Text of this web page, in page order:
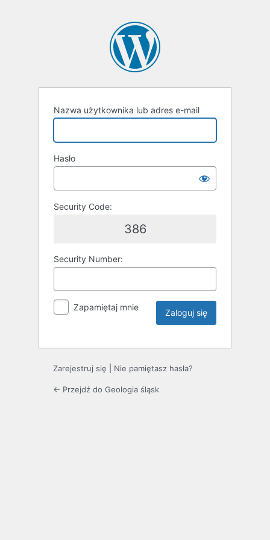
Nazwa użytkownika lub adres e-mail
Hasło
Security Code:
386
Security Number:
Zapamiętaj mnie
Zarejestruj się Nie pamiętasz hasła?
← Przejdź do Geologia śląsk